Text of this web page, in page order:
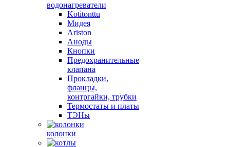
водонагреватели
Kotitonttu
Мидея
Ariston
Аноды
Кнопки
Предохранительные
клапана
Прокладки,
фланцы,
контргайки, трубки
Термостаты и платы
ТЭНы
колонки